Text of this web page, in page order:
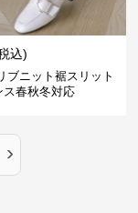
込)
ブニット裾スリット
ス春秋冬対応
›